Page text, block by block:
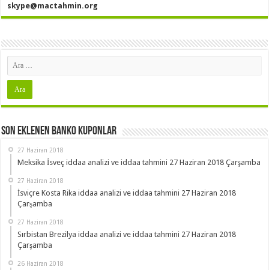
skype@mactahmin.org
Son Eklenen Banko Kuponlar
27 Haziran 2018
Meksika İsveç iddaa analizi ve iddaa tahmini 27 Haziran 2018 Çarşamba
27 Haziran 2018
İsviçre Kosta Rika iddaa analizi ve iddaa tahmini 27 Haziran 2018
Çarşamba
27 Haziran 2018
Sırbistan Brezilya iddaa analizi ve iddaa tahmini 27 Haziran 2018
Çarşamba
26 Haziran 2018